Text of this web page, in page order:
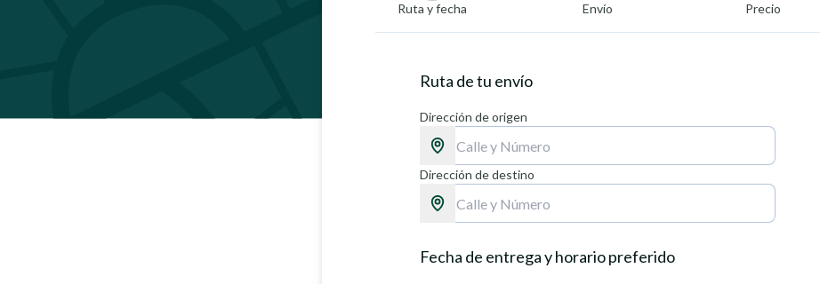
Ruta y fecha Envío Precio
Ruta de tu envío
Dirección de origen
Dirección de destino
Fecha de entrega y horario preferido